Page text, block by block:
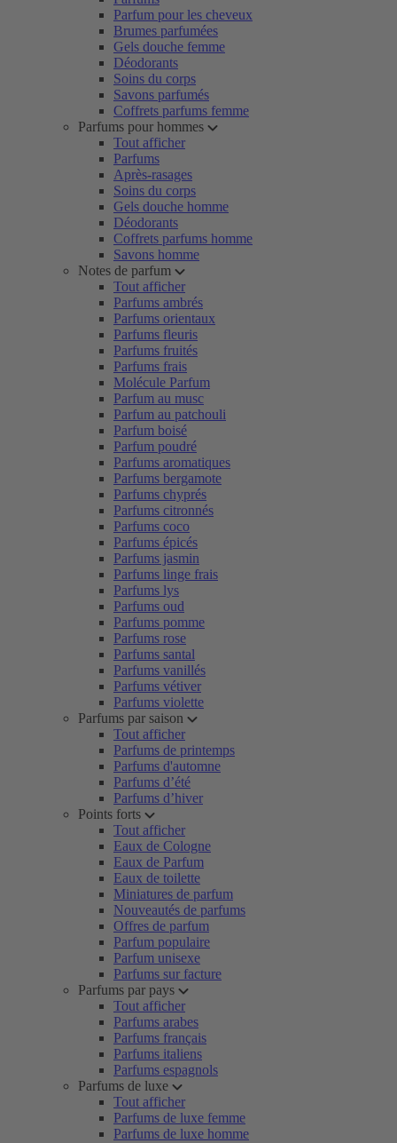
Parfum pour les cheveux
Brumes parfumées
Gels douche femme
Déodorants
Soins du corps
Savons parfumés
Coffrets parfums femme
Parfums pour hommes
Tout afficher
Parfums
Après-rasages
Soins du corps
Gels douche homme
Déodorants
Coffrets parfums homme
Savons homme
Notes de parfum
Tout afficher
Parfums ambrés
Parfums orientaux
Parfums fleuris
Parfums fruités
Parfums frais
Molécule Parfum
Parfum au musc
Parfum au patchouli
Parfum boisé
Parfum poudré
Parfums aromatiques
Parfums bergamote
Parfums chyprés
Parfums citronnés
Parfums coco
Parfums épicés
Parfums jasmin
Parfums linge frais
Parfums lys
Parfums oud
Parfums pomme
Parfums rose
Parfums santal
Parfums vanillés
Parfums vétiver
Parfums violette
Parfums par saison
Tout afficher
Parfums de printemps
Parfums d'automne
Parfums d’été
Parfums d’hiver
Points forts
Tout afficher
Eaux de Cologne
Eaux de Parfum
Eaux de toilette
Miniatures de parfum
Nouveautés de parfums
Offres de parfum
Parfum populaire
Parfum unisexe
Parfums sur facture
Parfums par pays
Tout afficher
Parfums arabes
Parfums français
Parfums italiens
Parfums espagnols
Parfums de luxe
Tout afficher
Parfums de luxe femme
Parfums de luxe homme